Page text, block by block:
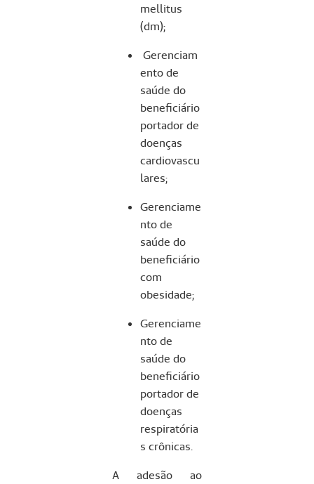
mellitus
(dm);
Gerenciam
ento de
saúde do
beneficiário
portador de
doenças
cardiovascu
lares;
Gerenciame
nto de
saúde do
beneficiário
com
obesidade;
Gerenciame
nto de
saúde do
beneficiário
portador de
doenças
respiratória
s crônicas.
A adesão ao